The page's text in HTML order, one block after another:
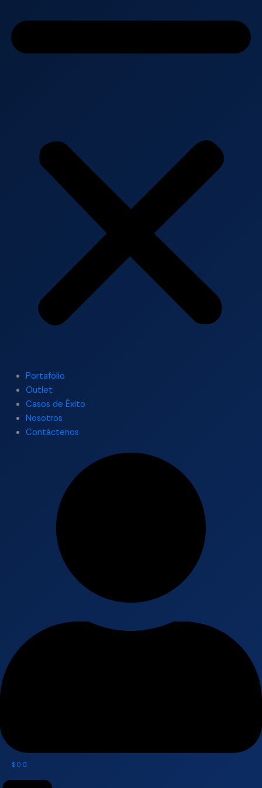
Portafolio
Outlet
Casos de Éxito
Nosotros
Contáctenos
$ 0 0